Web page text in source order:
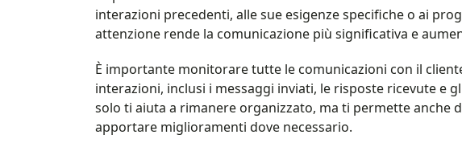
interazioni precedenti, alle sue esigenze specifiche o ai
attenzione rende la comunicazione più significativa e
È importante monitorare tutte le comunicazioni con il
interazioni, inclusi i messaggi inviati, le risposte ricevute e
solo ti aiuta a rimanere organizzato, ma ti permette anche
apportare miglioramenti dove necessario.